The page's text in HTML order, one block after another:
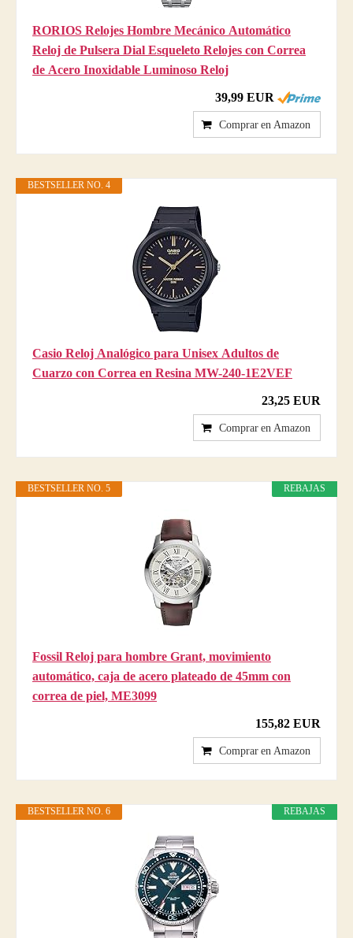
RORIOS Relojes Hombre Mecánico Automático
Reloj de Pulsera Dial Esqueleto Relojes con Correa
de Acero Inoxidable Luminoso Reloj
39,99 EUR
Comprar en Amazon
BESTSELLER NO. 4
Casio Reloj Analógico para Unisex Adultos de
Cuarzo con Correa en Resina MW-240-1E2VEF
23,25 EUR
Comprar en Amazon
REBAJAS
BESTSELLER NO. 5
Fossil Reloj para hombre Grant, movimiento
automático, caja de acero plateado de 45mm con
correa de piel, ME3099
155,82 EUR
Comprar en Amazon
REBAJAS
BESTSELLER NO. 6